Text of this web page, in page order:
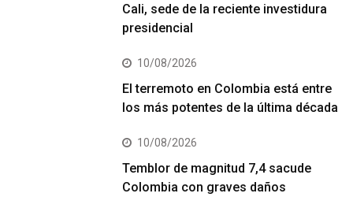
Cali, sede de la reciente investidura
presidencial
10/08/2026
El terremoto en Colombia está entre
los más potentes de la última década
10/08/2026
Temblor de magnitud 7,4 sacude
Colombia con graves daños